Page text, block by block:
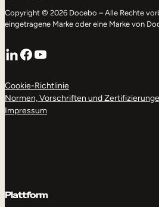
Copyright © 2026 Docebo – Alle Rechte
eingetragene Marke oder eine Marke von
LinkedIn
Facebook
YouTube
Cookie-Richtlinie
Normen, Vorschriften und
Impressum
Plattform